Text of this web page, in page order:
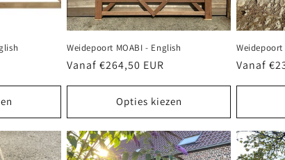
Weidepoort MOABI - English
Normale
Vanaf €264,50 EUR
Opties kiezen
Weidepoort
Normale
Vanaf